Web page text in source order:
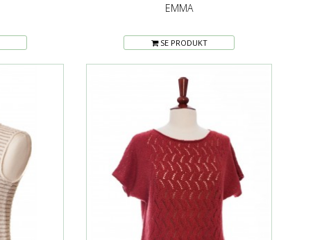
EMMA
SE PRODUKT